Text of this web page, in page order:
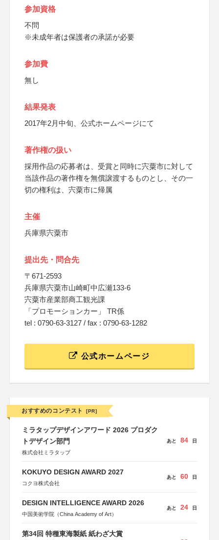
参加資格
不問
※未成年者は保護者の承諾が必要
参加費
無し
結果発表
2017年2月中旬、公式ホームページにて
著作権の扱い
採用作品の応募者は、受賞と同時に宍粟市に対して
当該作品の著作権を無償譲渡するものとし、その一
切の権利は、宍粟市に帰属
主催
兵庫県宍粟市
提出先・問合先
〒671-2593
兵庫県宍粟市山崎町中広瀬133-6
宍粟市産業部商工観光課
「プロモーションカー」 TR係
tel : 0790-63-3127 / fax : 0790-63-1282
公式ホームページ
おすすめのコンテスト [PR]
ミラタップデザインアワード 2026 プロダク
トデザイン部門
株式会社ミラタップ
あと 84 日
KOKUYO DESIGN AWARD 2027
コクヨ株式会社
あと 60 日
DESIGN INTELLIGENCE AWARD 2026
中国美術学院（China Academy of Art）
あと 24 日
第34回 特種東海製紙 紙わざ大賞